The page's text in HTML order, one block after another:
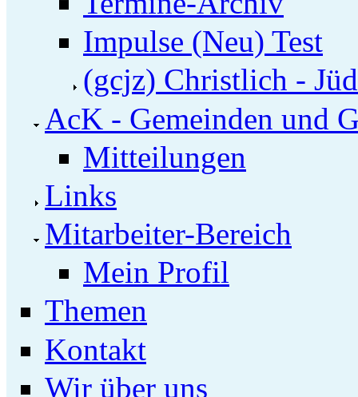
Impulse (Neu) Test
(gcjz) Christlich -
AcK - Gemeinden und
Mitteilungen
Links
Mitarbeiter-Bereich
Mein Profil
Themen
Kontakt
Wir über uns